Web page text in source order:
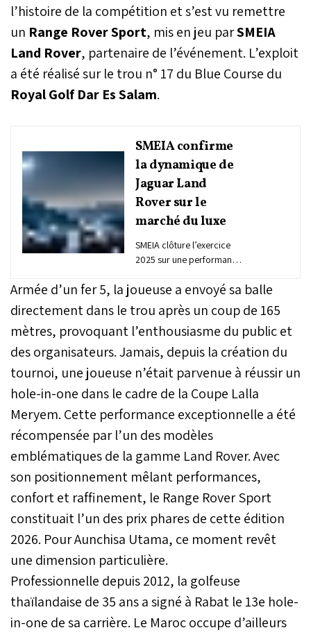
l’histoire de la compétition et s’est vu remettre
un Range Rover Sport, mis en jeu parSMEIA
Land Rover, partenaire de l’événement. L’exploit
a été réalisé sur le trou n° 17 du Blue Course du
Royal Golf Dar Es Salam.
SMEIA confirme
la dynamique de
Jaguar Land
Rover sur le
marché du luxe
SMEIA clôture l’exercice
2025 sur une performance
portée par la forte
progression de Land
Rover et le net rebond de
Jaguar. Avec 1.427 unités
écoulées, l’importateur
consolide son
positionnement de
référence sur le segment
du luxe automobile au
Maroc.
Armée d’un fer 5, la joueuse a envoyé sa balle
directement dans le trou après un coup de 165
mètres, provoquant l’enthousiasme du public et
des organisateurs. Jamais, depuis la création du
tournoi, une joueuse n’était parvenue à réussir un
hole-in-one dans le cadre de la Coupe Lalla
Meryem. Cette performance exceptionnelle a été
récompensée par l’un des modèles
emblématiques de la gamme Land Rover. Avec
son positionnement mêlant performances,
confort et raffinement, le Range Rover Sport
constituait l’un des prix phares de cette édition
2026. Pour Aunchisa Utama, ce moment revêt
une dimension particulière.
Professionnelle depuis 2012, la golfeuse
thaïlandaise de 35 ans a signé à Rabat le 13e hole-
in-one de sa carrière. Le Maroc occupe d’ailleurs